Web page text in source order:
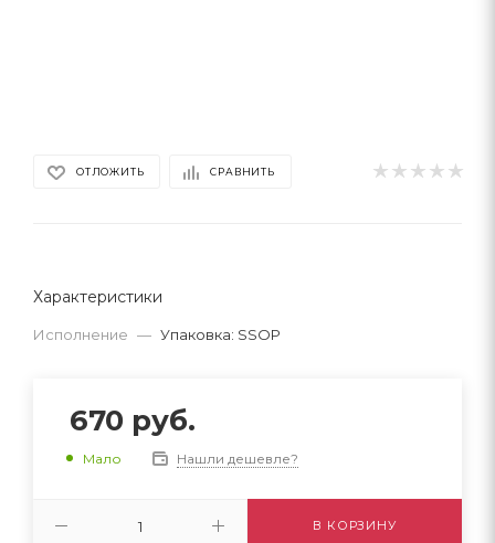
ОТЛОЖИТЬ СРАВНИТЬ
Характеристики
Исполнение — Упаковка: SSOP
670 руб.
Мало Нашли дешевле?
В КОРЗИНУ